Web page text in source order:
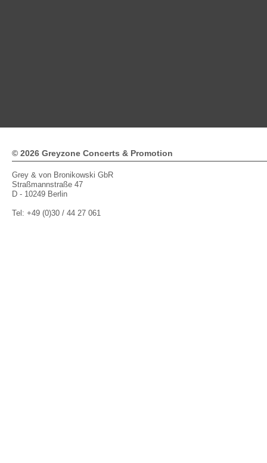
© 2026 Greyzone Concerts & Promotion
Grey & von Bronikowski GbR
Straßmannstraße 47
D - 10249 Berlin
Tel: +49 (0)30 / 44 27 061